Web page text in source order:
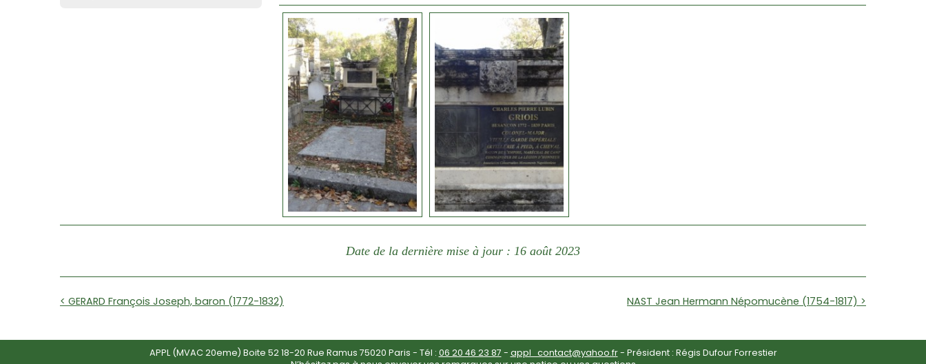
Date de la dernière mise à jour : 16 août 2023
< GERARD François Joseph, baron (1772-1832) NAST Jean Hermann Népomucène (1754-1817) >
APPL (MVAC 20eme) Boite 52 18-20 Rue Ramus 75020 Paris - Tél : 06 20 46 23 87 - appl_contact@yahoo.fr- Président : Régis Dufour Forrestier